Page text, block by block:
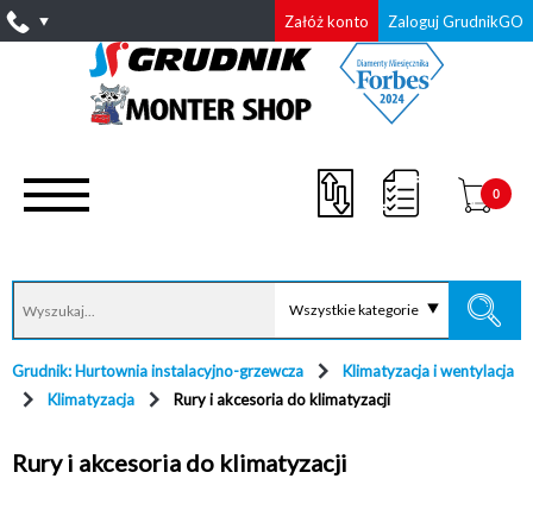
Załóż konto Zaloguj GrudnikGO
Wszystkie kategorie
0
Grudnik: Hurtownia instalacyjno-grzewcza
Klimatyzacja i wentylacja
Klimatyzacja
Rury i akcesoria do klimatyzacji
Rury i akcesoria do klimatyzacji